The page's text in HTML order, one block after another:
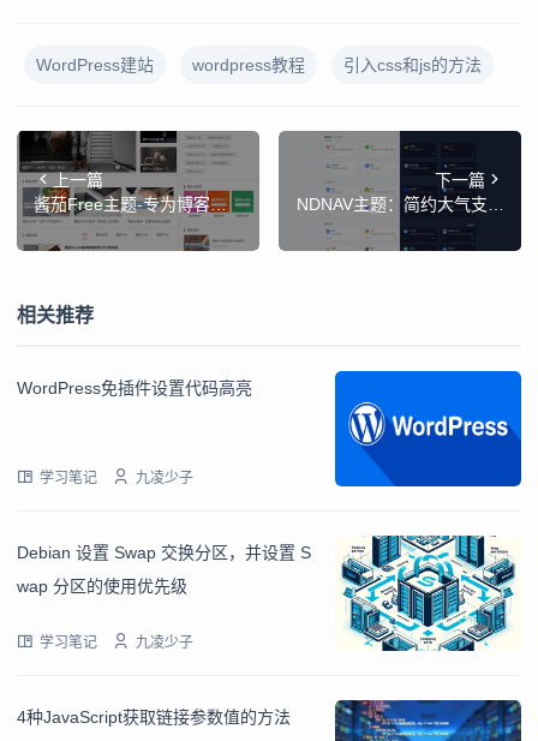
WordPress建站 wordpress教程 引入css和js的方法
上一篇
酱茄Free主题-专为博客、
资讯、自媒体网站而设计的
WordPress开源主题
下一篇
NDNAV主题：简约大气支持
昼夜模式的WordPress免费
导航主题
相关推荐
WordPress免插件设置代码高亮
学习笔记 九凌少子
Debian 设置 Swap 交换分区，并设置 S
wap 分区的使用优先级
学习笔记 九凌少子
4种JavaScript获取链接参数值的方法